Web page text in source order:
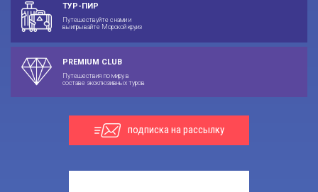
ТУР-ПИР
Путешествуйте с нами и
выигрывайте Морской круиз
PREMIUM CLUB
Путешествия по миру в
составе эксклюзивных туров
подписка на рассылку